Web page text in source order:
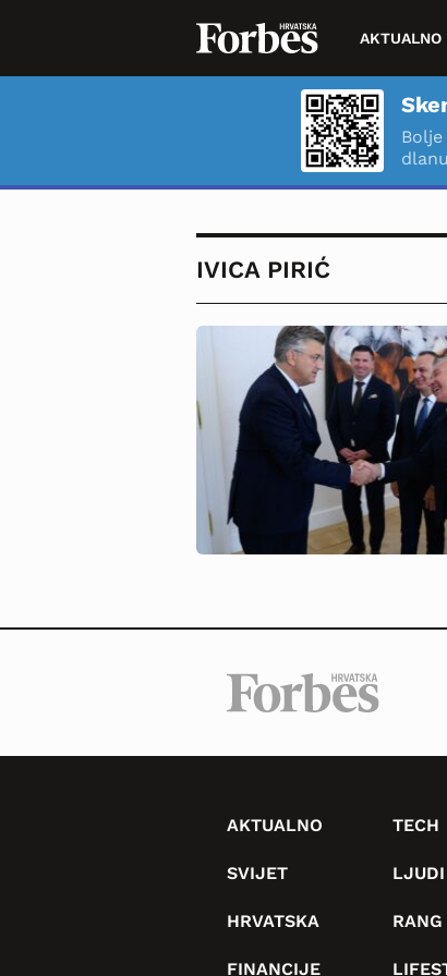
AKTUALNO
IVICA PIRIĆ
AKTUALNO
SVIJET
HRVATSKA
FINANCIJE
TECH
LJUDI